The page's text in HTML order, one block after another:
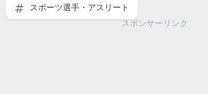
スポーツ選手・アスリート
スポンサーリンク